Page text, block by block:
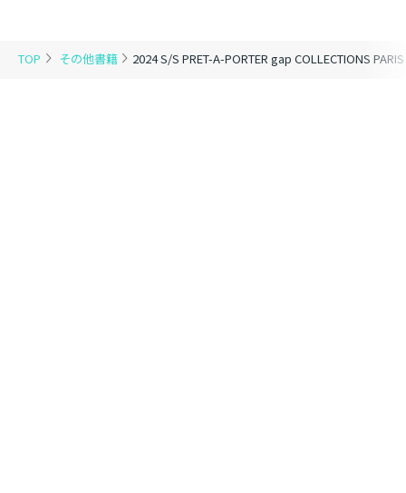
TOP その他書籍 2024 S/S PRET-A-PORTER gap COLLECTIONS PARIS